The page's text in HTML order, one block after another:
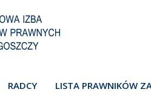
RADCY LISTA PRAWNIKÓW